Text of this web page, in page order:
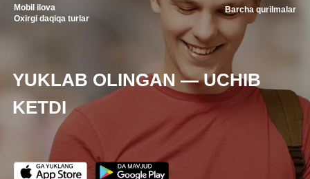
Mobil ilova
Oxirgi daqiqa turlar
YUKLAB OLINGAN — UCHIB
KETDI
Barcha qurilmalar